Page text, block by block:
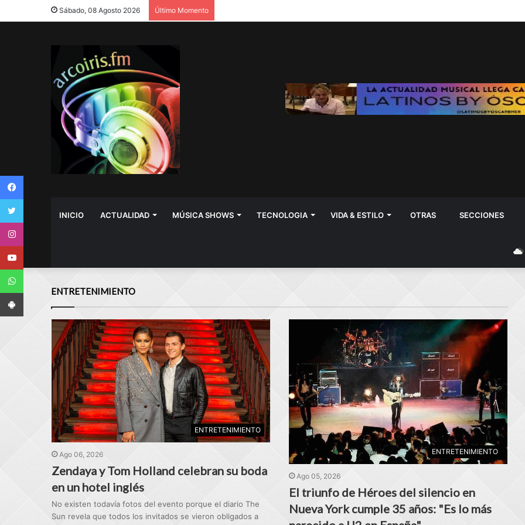
Sábado, 08 Agosto 2026 Último Momento
INICIO ACTUALIDAD MÚSICA SHOWS TECNOLOGIA VIDA & ESTILO OTRAS SECCIONES
ENTRETENIMIENTO
ENTRETENIMIENTO
Ago 06, 2026
Zendaya y Tom Holland celebran su boda
en un hotel inglés
No existen todavía fotos del evento porque el diario The
Sun revela que todos los invitados se vieron obligados a
ENTRETENIMIENTO
Ago 05, 2026
El triunfo de Héroes del silencio en
Nueva York cumple 35 años: "Es lo más
WhatsApp
App Android